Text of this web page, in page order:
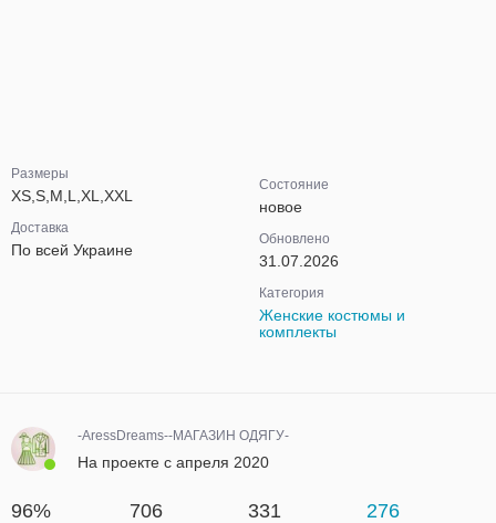
Размеры
XS,S,M,L,XL,XXL
Доставка
По всей Украине
Состояние
новое
Обновлено
31.07.2026
Категория
Женские костюмы и
комплекты
-AressDreams--МАГАЗИН ОДЯГУ-
На проекте с апреля 2020
96% 706 331 276